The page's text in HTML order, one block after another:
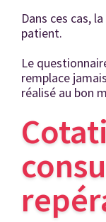
Dans ces cas,
patient.
Le
remplace
réalisé au bon